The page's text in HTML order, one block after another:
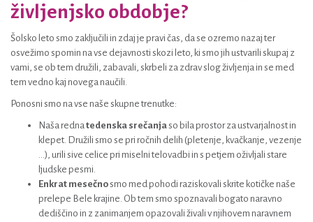
življenjsko obdobje?
Šolsko leto smo zaključili in zdaj je pravi čas, da se ozremo nazaj ter
osvežimo spomin na vse dejavnosti skozi leto, ki smo jih ustvarili skupaj z
vami, se ob tem družili, zabavali, skrbeli za zdrav slog življenja in se med
tem vedno kaj novega naučili.
Ponosni smo na vse naše skupne trenutke:
Naša rednatedenska srečanjaso bila prostor za ustvarjalnost in
klepet. Družili smo se pri ročnih delih (pletenje, kvačkanje, vezenje
...), urili sive celice pri miselni telovadbi in s petjem oživljali stare
ljudske pesmi.
Enkrat mesečnosmo med pohodi raziskovali skrite kotičke naše
prelepe Bele krajine. Ob tem smo spoznavali bogato naravno
dediščino in z zanimanjem opazovali živali v njihovem naravnem